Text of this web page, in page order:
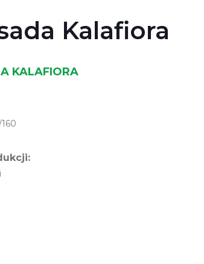
Kalafiora
KALAFIORA